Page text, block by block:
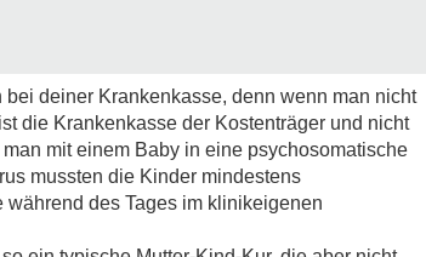
deiner Krankenkasse, denn wenn man nicht
die Krankenkasse der Kostenträger und nicht
mit einem Baby in eine psychosomatische
mussten die Kinder mindestens
des Tages im klinikeigenen